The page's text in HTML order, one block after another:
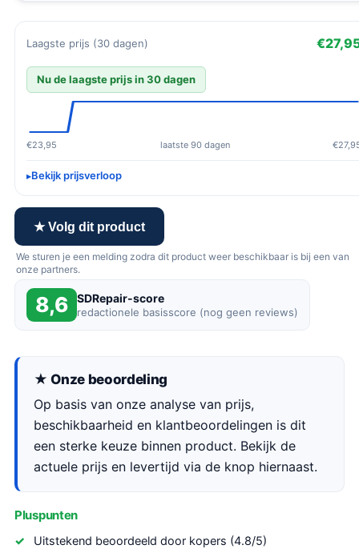
Laagste prijs (30 dagen)
Nu de laagste prijs in 30 dagen
€23,95 laatste 90 dagen
Bekijk prijsverloop
★ Volg dit product
We sturen je een melding zodra dit product weer beschikbaar is bij een van
onze partners.
8,6 SDRepair-score
redactionele basisscore (nog geen reviews)
★ Onze beoordeling
Op basis van onze analyse van prijs,
beschikbaarheid en klantbeoordelingen is dit
een sterke keuze binnen product. Bekijk de
actuele prijs en levertijd via de knop hiernaast.
Pluspunten
Uitstekend beoordeeld door kopers (4.8/5)